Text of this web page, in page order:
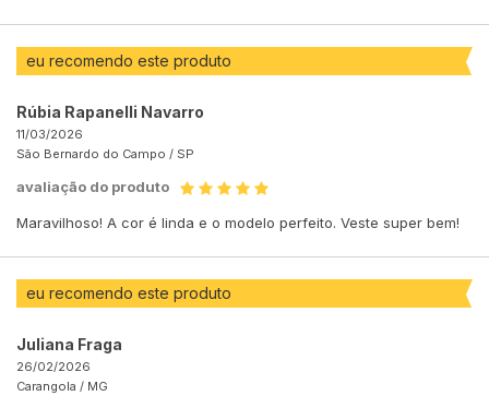
eu recomendo este produto
Rúbia Rapanelli Navarro
11/03/2026
São Bernardo do Campo / SP
avaliação do produto
Maravilhoso! A cor é linda e o modelo perfeito. Veste super bem!
eu recomendo este produto
Juliana Fraga
26/02/2026
Carangola / MG